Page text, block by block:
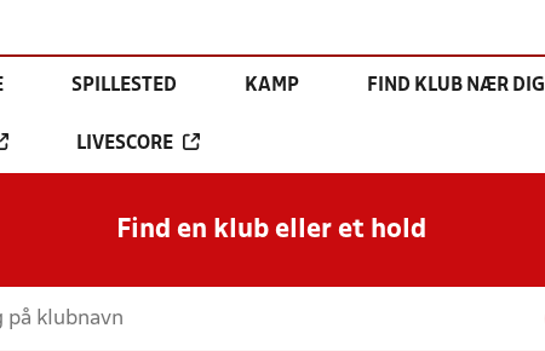
SPILLESTED KAMP FIND KLUB NÆR DIG
LIVESCORE
Find en klub eller et hold